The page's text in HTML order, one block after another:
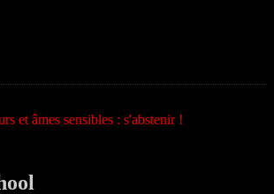
et âmes sensibles : s'abstenir !